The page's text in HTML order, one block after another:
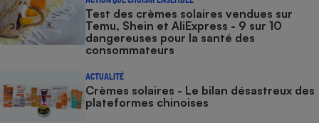
Test des crèmes solaires vendues sur
Temu, Shein et AliExpress - 9 sur 10
dangereuses pour la santé des
consommateurs
ACTUALITÉ
Crèmes solaires - Le bilan désastreux des
plateformes chinoises